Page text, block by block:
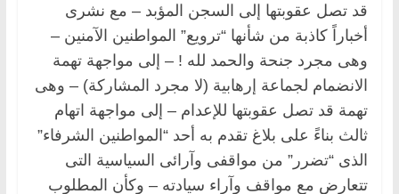
قد تصل عقوبتها إلى السجن المؤبد – مع نشرى
أخباراً كاذبة من شأنها “ترويع” المواطنين الآمنين –
وهى مجرد جنحة والحمد لله ! – إلى مواجهة تهمة
الانضمام لجماعة إرهابية (لا مجرد المشاركة) – وهى
تهمة قد تصل عقوبتها للإعدام – إلى مواجهة اتهام
ثالث بناءً على بلاغ تقدم به أحد “المواطنين الشرفاء”
الذى “تضرر” من مواقفى وآرائى السياسية التى
تتعارض مع مواقف وآراء سيادته – وكأن المطلوب